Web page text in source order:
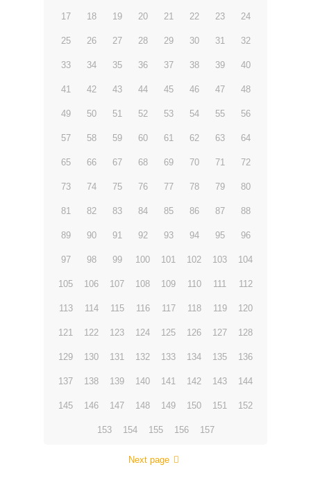
17 18 19 20 21 22 23 24
25 26 27 28 29 30 31 32
33 34 35 36 37 38 39 40
41 42 43 44 45 46 47 48
49 50 51 52 53 54 55 56
57 58 59 60 61 62 63 64
65 66 67 68 69 70 71 72
73 74 75 76 77 78 79 80
81 82 83 84 85 86 87 88
89 90 91 92 93 94 95 96
97 98 99 100 101 102 103 104
105 106 107 108 109 110 111 112
113 114 115 116 117 118 119 120
121 122 123 124 125 126 127 128
129 130 131 132 133 134 135 136
137 138 139 140 141 142 143 144
145 146 147 148 149 150 151 152
153 154 155 156 157
Next page